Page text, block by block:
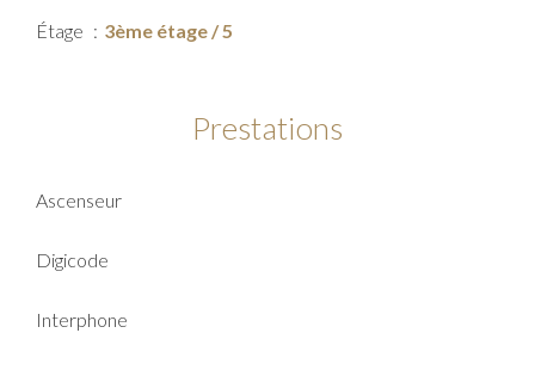
Étage 3ème étage / 5
Prestations
Ascenseur
Digicode
Interphone